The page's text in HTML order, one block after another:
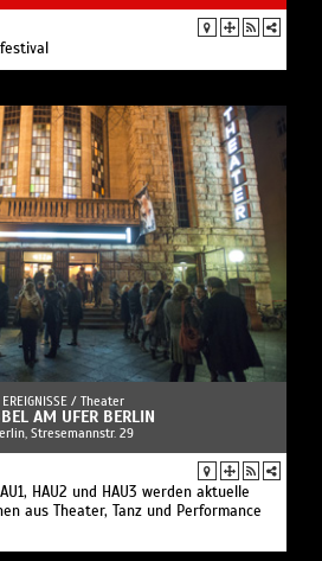
EREIGNISSE / Theater
AM UFER BERLIN
Stresemannstr. 29
HAU2 und HAU3 werden aktuelle
aus Theater, Tanz und Performance